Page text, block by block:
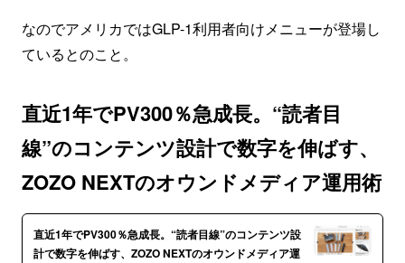
なのでアメリカではGLP-1利用者向けメニューが登場し
ているとのこと。
直近1年でPV300％急成長。“読者目
線”のコンテンツ設計で数字を伸ばす、
ZOZO NEXTのオウンドメディア運用術
直近1年でPV300％急成長。“読者目線”のコンテンツ設
計で数字を伸ばす、ZOZO NEXTのオウンドメディア運